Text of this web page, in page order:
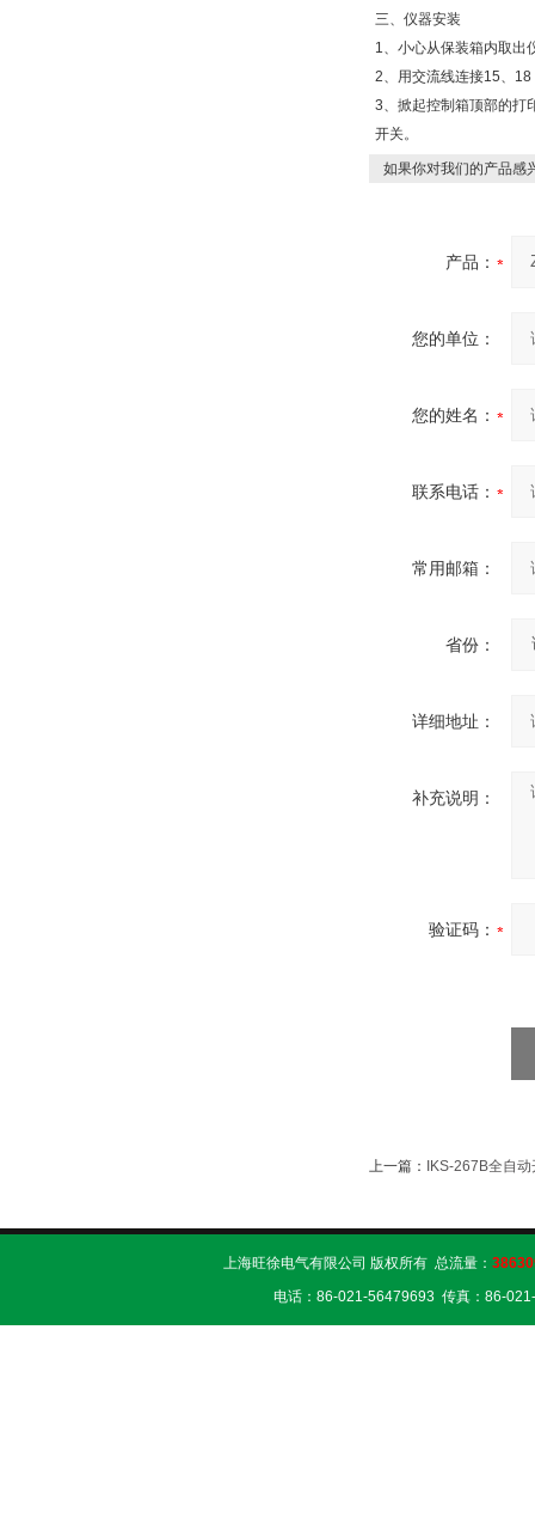
三、仪器安装
1、小心从保装箱内取出
2、用交流线连接15、
3、掀起控制箱顶部的打
开关。
如果你对我们的产品感
产品：
您的单位：
您的姓名：
联系电话：
常用邮箱：
省份：
详细地址：
补充说明：
验证码：
上一篇： IKS-267B全自
上海旺徐电气有限公司 版权所有 总流量：
电话：86-021-56479693 传真：86-